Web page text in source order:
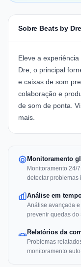
Sobre Beats by Dre
Eleve a
Dre, o principal
e caixas de som
colaboração e
de som de ponta.
mais.
Monitoramento
Monitoramento 24/
detectar problemas
Análise em
Análise avançada
prevenir quedas do
Relatórios da
Problemas
monitoramento